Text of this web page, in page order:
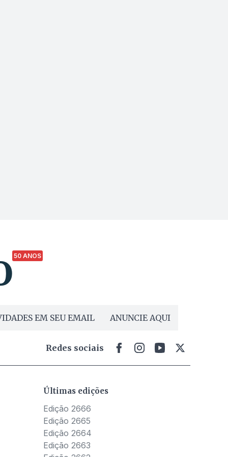
50 ANOS
EM SEU EMAIL ANUNCIE AQUI
Redes sociais
Últimas edições
Edição 2666
Edição 2665
Edição 2664
Edição 2663